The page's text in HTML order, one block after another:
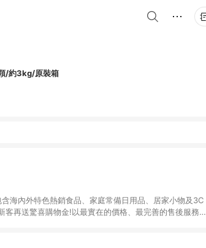
/約3kg/原裝箱
海內外特色熱銷食品、家庭常備日用品、居家小物及3C
再送驚喜購物金!以最實在的價格、最完善的售後服務，